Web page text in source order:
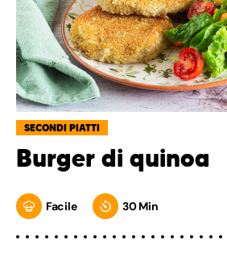
SECONDI PIATTI
Burger di quinoa
Facile 30 Min